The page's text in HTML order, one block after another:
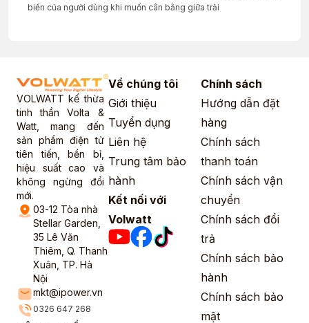
biến của người dùng khi muốn cân bằng giữa trải
VOLWATT kế thừa
tinh thần Volta &
Watt, mang đến
sản phẩm điện tử
tiên tiến, bền bỉ,
hiệu suất cao và
không ngừng đổi
mới.
03-12 Tòa nhà
Stellar Garden,
35 Lê Văn
Thiêm, Q. Thanh
Xuân, TP. Hà
Nội
mkt@ipower.vn
0326 647 268
Về chúng tôi
Giới thiệu
Tuyển dụng
Liên hệ
Trung tâm bảo
hành
Kết nối với
Volwatt
Chính sách
Hướng dẫn đặt
hàng
Chính sách
thanh toán
Chính sách vận
chuyển
Chính sách đổi
trả
Chính sách bảo
hành
Chính sách bảo
mật